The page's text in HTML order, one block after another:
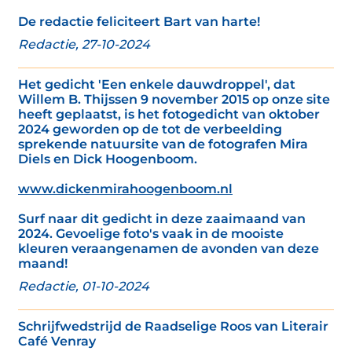
De redactie feliciteert Bart van harte!
Redactie, 27-10-2024
Het gedicht 'Een enkele dauwdroppel', dat
Willem B. Thijssen 9 november 2015 op onze site
heeft geplaatst, is het fotogedicht van oktober
2024 geworden op de tot de verbeelding
sprekende natuursite van de fotografen Mira
Diels en Dick Hoogenboom.
www.dickenmirahoogenboom.nl
Surf naar dit gedicht in deze zaaimaand van
2024. Gevoelige foto's vaak in de mooiste
kleuren veraangenamen de avonden van deze
maand!
Redactie, 01-10-2024
Schrijfwedstrijd de Raadselige Roos van Literair
Café Venray